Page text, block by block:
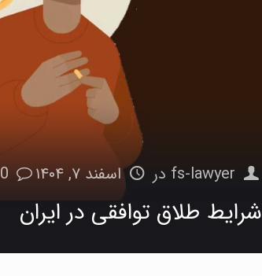
fs-lawyer در اسفند ۷, ۱۴۰۴ 0
شرایط طلاق توافقی در ایران